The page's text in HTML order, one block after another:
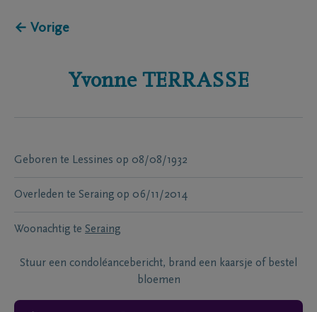
← Vorige
Yvonne TERRASSE
Geboren te Lessines op 08/08/1932
Overleden te Seraing op 06/11/2014
Woonachtig te Seraing
Stuur een condoléancebericht, brand een kaarsje of bestel
bloemen